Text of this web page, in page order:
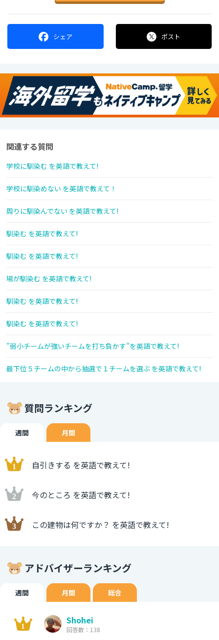
シェア ポスト
関連する質問
学校に馴染む を英語で教えて!
学校に馴染めない を英語で教えて！
周りに馴染んでない を英語で教えて!
馴染む を英語で教えて!
馴染む を英語で教えて!
場が馴染む を英語で教えて!
馴染む を英語で教えて!
馴染む を英語で教えて!
”弱小チームが強いチームを打ち負かす”を英語で教えて!
最下位５チームの中から抽選で１チームを選ぶ を英語で教えて!
質問ランキング
週間 月間
自引きする を英語で教えて!
今のところ を英語で教えて!
この建物は何ですか？ を英語で教えて!
アドバイザーランキング
週間 月間 総合
Shohei
回答数：138